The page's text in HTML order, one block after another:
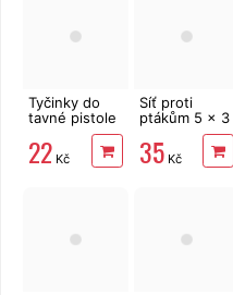
Tyčinky do
tavné pistole
transparentní,
12 ks
22 Kč
Síť proti
ptákům 5 x 3
35Kč